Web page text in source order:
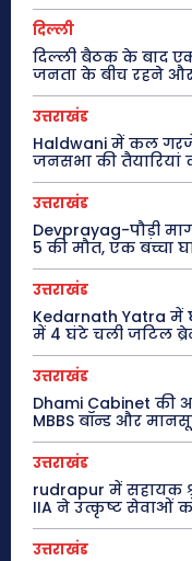
दिल्ली
दिल्ली बैठक के बाद
जनता के बीच रहने और
उत्तराखंड
Haldwani में कल
जनसभा की तैयारियां
उत्तराखंड
Devprayag-पौड़ी
5 की मौत, एक बच्चा
उत्तराखंड
Kedarnath Yatra में
में 4 घंटे चली जटिल
उत्तराखंड
Dhami Cabinet की
MBBS बॉन्ड और
उत्तराखंड
rudrapur में सहायक
IIA ने उत्कृष्ट सेवाओं
उत्तराखंड